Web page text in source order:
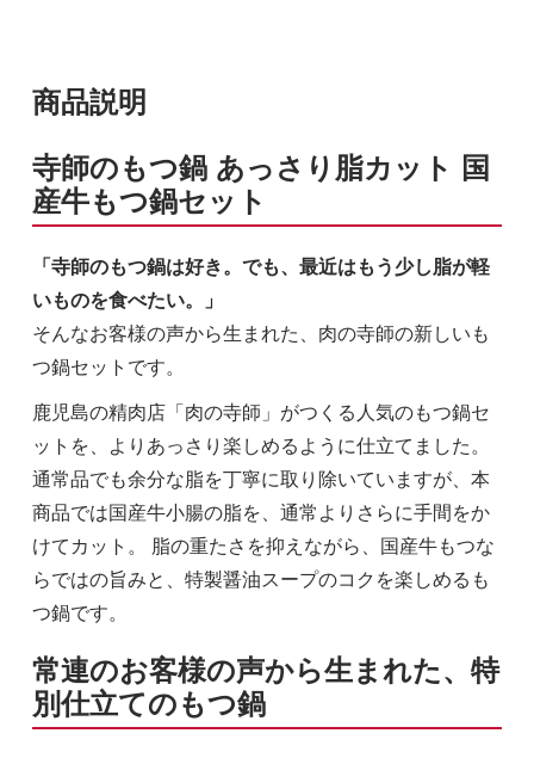
商品説明
寺師のもつ鍋 あっさり脂カット 国
産牛もつ鍋セット
「寺師のもつ鍋は好き。でも、最近はもう少し脂が軽
いものを食べたい。」
そんなお客様の声から生まれた、肉の寺師の新しいも
つ鍋セットです。
鹿児島の精肉店「肉の寺師」がつくる人気のもつ鍋セ
ットを、よりあっさり楽しめるように仕立てました。
通常品でも余分な脂を丁寧に取り除いていますが、本
商品では国産牛小腸の脂を、通常よりさらに手間をか
けてカット。 脂の重たさを抑えながら、国産牛もつな
らではの旨みと、特製醤油スープのコクを楽しめるも
つ鍋です。
常連のお客様の声から生まれた、特
別仕立てのもつ鍋